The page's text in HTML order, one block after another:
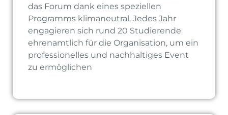
das Forum dank eines speziellen
Programms klimaneutral. Jedes Jahr
engagieren sich rund 20 Studierende
ehrenamtlich für die Organisation, um ein
professionelles und nachhaltiges Event
zu ermöglichen